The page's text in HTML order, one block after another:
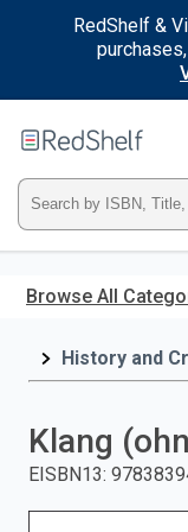
RedShelf &
main
Type
ISBN,
Title,
and
press
Browse All
History and
Klang
EISBN13: